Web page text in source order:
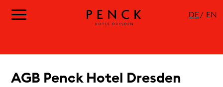
DE EN
AGB Penck Hotel Dresden